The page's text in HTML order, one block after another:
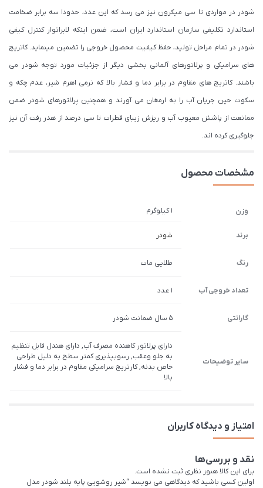
شودر در مواردی تا سی میکرون نیز می رسد که این عدد، حدودا سه برابر ضخامت
استاندارد تکلیفی سازمان استاندارد ایران است، ضمن اینکه لابراتوار کنترل کیفی
شودر در تمام مراحل تولید، حفظ کیفیت محصول خروجی را تضمین مینماید. کاتریج
های سرامیکی و پرلاتورهای آلمانی بخشی دیگر از جزئیات مورد توجه شودر می
باشند. کاتریج های مقاوم در برابر دما و فشار بالا که نرمی اهرم شیر، عدم چکه و
سکوت حین جریان آب را به ارمغان می آورند و همچنین پرلاتورهای شودر ضمن
ممانعت از پاشش معیوب آب و ریزش زیبای قطرات تا سی درصد از هدر رفت آن نیز
جلوگیری کرده اند.
مشخصات محصول
وزن 1 کیلوگرم
برند شودر
رنگ طلایی مات
تعداد خروجی آب 1 عدد
گارانتی 5 سال ضمانت شودر
سایر توضیحات
دارای پرلاتور کاهنده مصرف آب, دارای هندل قابل تنظیم
به جلو وعقب, رسوب­پذیری کم­تر سطح به دلیل طراحی
خاص بدنه, کارتریج سرامیکی مقاوم در برابر دما و فشار
بالا
امتیاز و دیدگاه کاربران
نقد و بررسی‌ها
برای این کالا هنوز نظری ثبت نشده است.
اولین کسی باشید که دیدگاهی می نویسد “شیر روشویی پایه بلند شودر مدل